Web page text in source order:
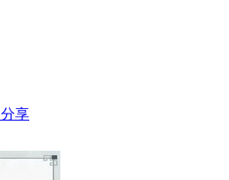
分享